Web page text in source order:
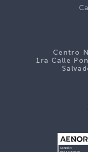
Centro
1ra Calle